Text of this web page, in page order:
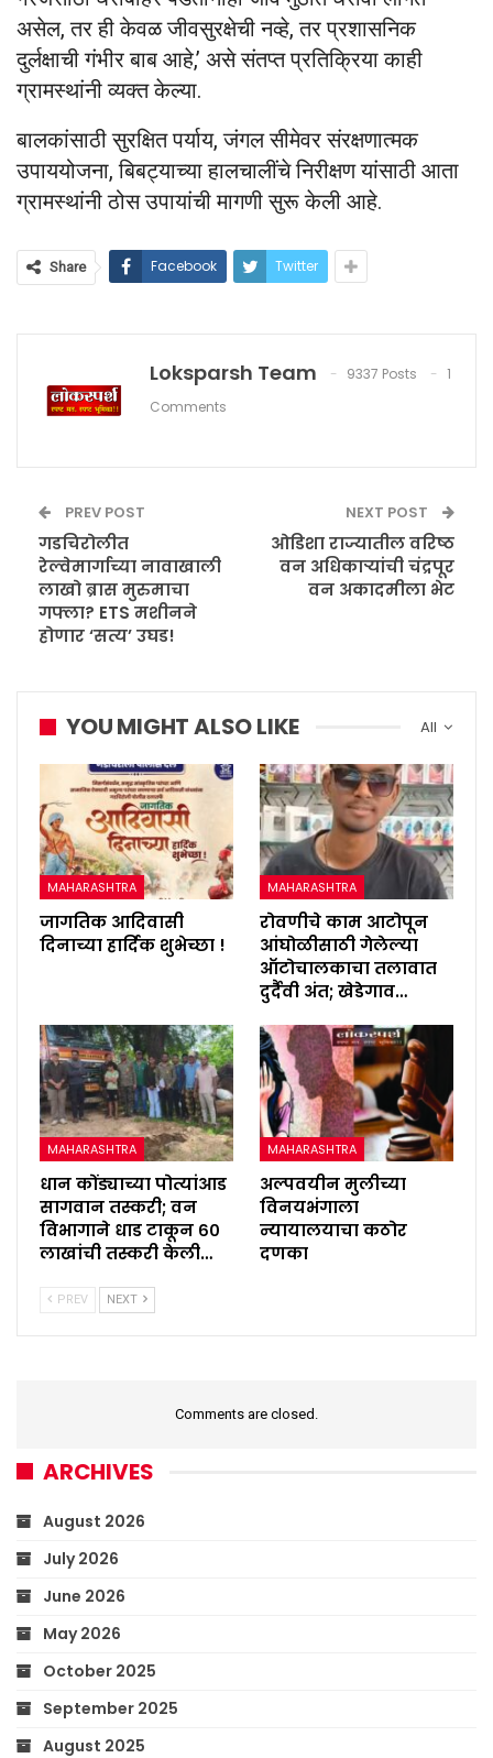
असेल, तर ही केवळ जीवसुरक्षेची नव्हे, तर प्रशासनिक
दुर्लक्षाची गंभीर बाब आहे,’ असे संतप्त प्रतिक्रिया काही
ग्रामस्थांनी व्यक्त केल्या.
बालकांसाठी सुरक्षित पर्याय, जंगल सीमेवर संरक्षणात्मक
उपाययोजना, बिबट्याच्या हालचालींचे निरीक्षण यांसाठी आता
ग्रामस्थांनी ठोस उपायांची मागणी सुरू केली आहे.
Share Facebook Twitter
Loksparsh Team 9337 Posts
1
Comments
PREV POST
गडचिरोलीत
रेल्वेमार्गाच्या नावाखाली
लाखो ब्रास मुरुमाचा
गफ्ला? ETS मशीनने
होणार ‘सत्य’ उघड!
NEXT POST
ओडिशा राज्यातील वरिष्ठ
वन अधिकाऱ्यांची चंद्रपूर
वन अकादमीला भेट
All
YOU MIGHT ALSO LIKE
MAHARASHTRA
जागतिक आदिवासी
दिनाच्या हार्दिक शुभेच्छा !
MAHARASHTRA
रोवणीचे काम आटोपून
आंघोळीसाठी गेलेल्या
ऑटोचालकाचा तलावात
दुर्दैवी अंत; खेडेगाव…
MAHARASHTRA
धान कोंड्याच्या पोत्यांआड
सागवान तस्करी; वन
विभागाने धाड टाकून ६०
लाखांची तस्करी केली…
MAHARASHTRA
अल्पवयीन मुलीच्या
विनयभंगाला
न्यायालयाचा कठोर
दणका
PREV NEXT
Comments are closed.
ARCHIVES
August 2026
July 2026
June 2026
May 2026
October 2025
September 2025
August 2025